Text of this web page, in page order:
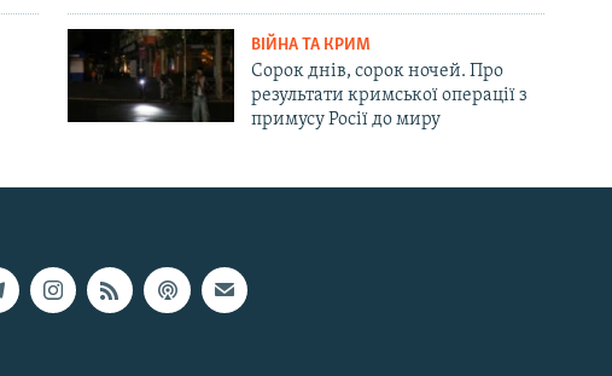
ВІЙНА ТА КРИМ
Сорок днів, сорок ночей. Про
результати кримської операції з
примусу Росії до миру